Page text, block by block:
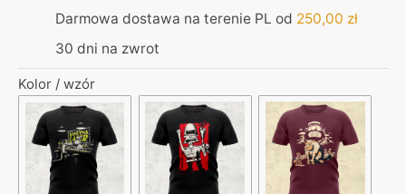
Darmowa dostawa na terenie PL od 250,00 zł
30 dni na zwrot
Kolor / wzór